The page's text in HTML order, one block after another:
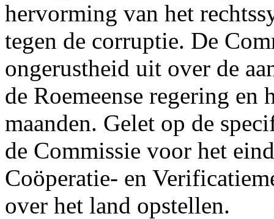
hervorming van het
tegen de corruptie. De
ongerustheid uit over de
de Roemeense regering
maanden. Gelet op de
de Commissie voor het
Coöperatie- en
over het land opstellen.